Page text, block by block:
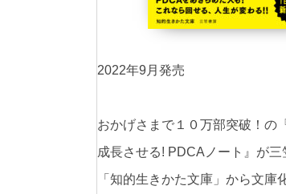
2022年9月発売
おかげさまで１０万部突破！の
成長させる! PDCAノート』が
「知的生きかた文庫」から文庫